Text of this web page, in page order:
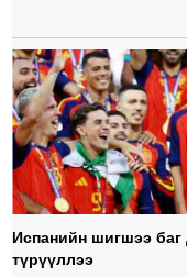
Испанийн шигшээ
түрүүллээ